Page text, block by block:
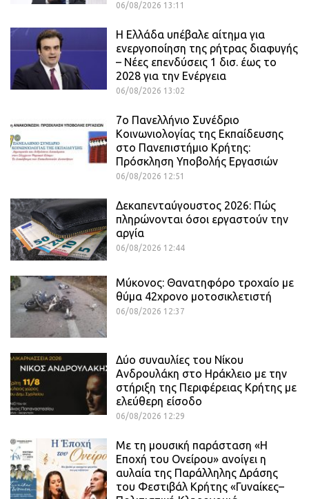
06/08/2026 13:11
Η Ελλάδα υπέβαλε αίτημα για
ενεργοποίηση της ρήτρας διαφυγής
– Νέες επενδύσεις 1 δισ. έως το
2028 για την Ενέργεια
06/08/2026 13:02
7ο Πανελλήνιο Συνέδριο
Κοινωνιολογίας της Εκπαίδευσης
στο Πανεπιστήμιο Κρήτης:
Πρόσκληση Υποβολής Εργασιών
06/08/2026 12:51
Δεκαπενταύγουστος 2026: Πώς
πληρώνονται όσοι εργαστούν την
αργία
06/08/2026 12:44
Μύκονος: Θανατηφόρο τροχαίο με
θύμα 42χρονο μοτοσικλετιστή
06/08/2026 12:37
Δύο συναυλίες του Νίκου
Ανδρουλάκη στο Ηράκλειο με την
στήριξη της Περιφέρειας Κρήτης με
ελεύθερη είσοδο
06/08/2026 12:29
Με τη μουσική παράσταση «Η
Εποχή του Ονείρου» ανοίγει η
αυλαία της Παράλληλης Δράσης
του Φεστιβάλ Κρήτης «Γυναίκες–